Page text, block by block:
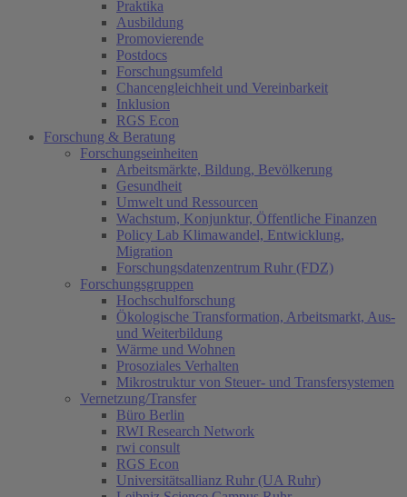
Praktika
Ausbildung
Promovierende
Postdocs
Forschungsumfeld
Chancengleichheit und Vereinbarkeit
Inklusion
RGS Econ
Forschung & Beratung
Forschungseinheiten
Arbeitsmärkte, Bildung, Bevölkerung
Gesundheit
Umwelt und Ressourcen
Wachstum, Konjunktur, Öffentliche Finanzen
Policy Lab Klimawandel, Entwicklung,
Migration
Forschungsdatenzentrum Ruhr (FDZ)
Forschungsgruppen
Hochschulforschung
Ökologische Transformation, Arbeitsmarkt, Aus-
und Weiterbildung
Wärme und Wohnen
Prosoziales Verhalten
Mikrostruktur von Steuer- und Transfersystemen
Vernetzung/Transfer
Büro Berlin
RWI Research Network
rwi consult
RGS Econ
Universitätsallianz Ruhr (UA Ruhr)